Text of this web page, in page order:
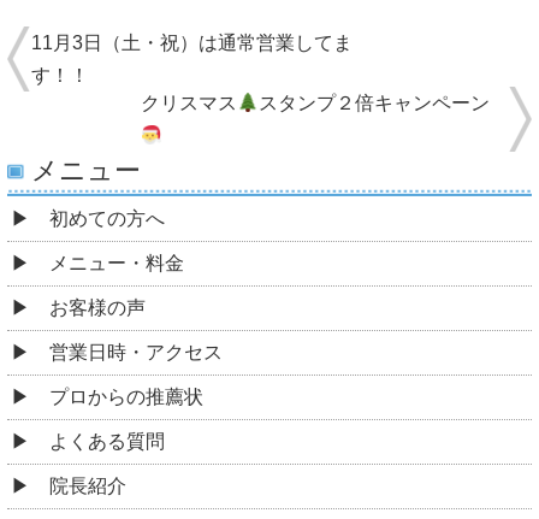
11月3日（土・祝）は通常営業してま
す！！
クリスマス
スタンプ２倍キャンペーン
メニュー
初めての方へ
メニュー・料金
お客様の声
営業日時・アクセス
プロからの推薦状
よくある質問
院長紹介